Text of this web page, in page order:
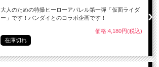
大人のための特撮ヒーローアパレル第一弾「仮面ライダ
ー」です！バンダイとのコラボ企画です！
価格:4,180円(税込)
在庫切れ